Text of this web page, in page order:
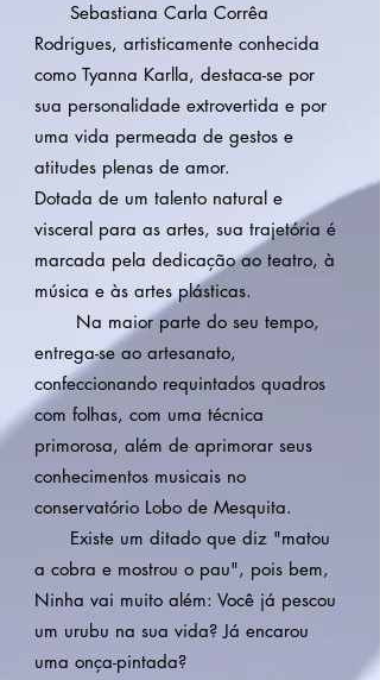
Sebastiana Carla Corrêa
Rodrigues, artisticamente conhecida
como Tyanna Karlla, destaca-se por
sua personalidade extrovertida e por
uma vida permeada de gestos e
atitudes plenas de amor.
Dotada de um talento natural e
visceral para as artes, sua trajetória é
marcada pela dedicação ao teatro, à
música e às artes plásticas.
Na maior parte do seu tempo,
entrega-se ao artesanato,
confeccionando requintados quadros
com folhas, com uma técnica
primorosa, além de aprimorar seus
conhecimentos musicais no
conservatório Lobo de Mesquita.
Existe um ditado que diz "matou
a cobra e mostrou o pau", pois bem,
Ninha vai muito além: Você já pescou
um urubu na sua vida? Já encarou
uma onça-pintada?